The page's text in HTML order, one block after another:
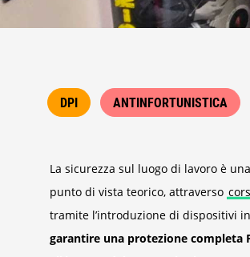
DPI ANTINFORTUNISTICA
La sicurezza sul luogo di lavoro è
punto di vista teorico, attraverso
tramite l’introduzione di dispositivi
garantire una protezione completa